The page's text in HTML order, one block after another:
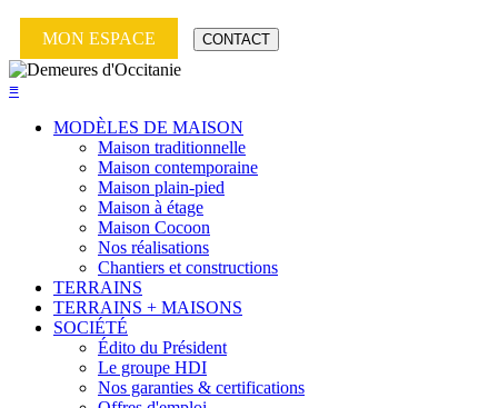
MON ESPACE CONTACT
≡
MODÈLES DE MAISON
Maison traditionnelle
Maison contemporaine
Maison plain-pied
Maison à étage
Maison Cocoon
Nos réalisations
Chantiers et constructions
TERRAINS
TERRAINS + MAISONS
SOCIÉTÉ
Édito du Président
Le groupe HDI
Nos garanties & certifications